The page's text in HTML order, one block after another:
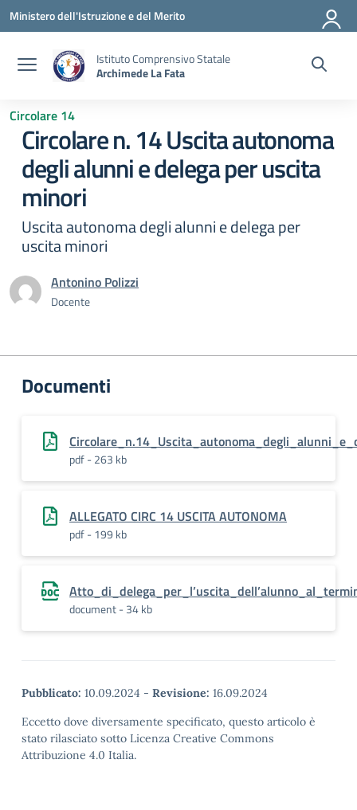
Vai ai contenuti
Vai al menu di navigazione
Vai al footer
Ministero dell'Istruzione e del Merito
Istituto Comprensivo Statale
Archimede La Fata
Circolare 14
Circolare n. 14 Uscita autonoma
degli alunni e delega per uscita
minori
Uscita autonoma degli alunni e delega per
uscita minori
Antonino Polizzi
Docente
Documenti
pdf - 263 kb
ALLEGATO CIRC 14 USCITA AUTONOMA
pdf - 199 kb
document - 34 kb
Pubblicato: 10.09.2024 - Revisione: 16.09.2024
Eccetto dove diversamente specificato, questo articolo è
stato rilasciato sotto Licenza Creative Commons
Attribuzione 4.0 Italia.